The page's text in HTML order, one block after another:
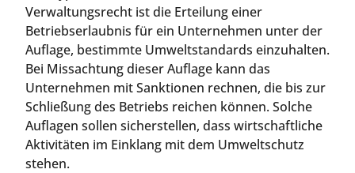
Verwaltungsrecht ist die Erteilung einer
Betriebserlaubnis für ein Unternehmen unter der
Auflage, bestimmte Umweltstandards einzuhalten.
Bei Missachtung dieser Auflage kann das
Unternehmen mit Sanktionen rechnen, die bis zur
Schließung des Betriebs reichen können. Solche
Auflagen sollen sicherstellen, dass wirtschaftliche
Aktivitäten im Einklang mit dem Umweltschutz
stehen.